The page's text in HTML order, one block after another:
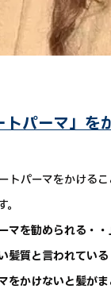
パーマ」を
パーマをかける
マを勧められる・・
髪質と言われている
をかけないと髪がま